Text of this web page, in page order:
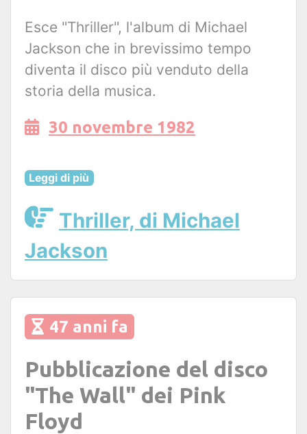
Esce "Thriller", l'album di Michael
Jackson che in brevissimo tempo
diventa il disco più venduto della
storia della musica.
30 novembre 1982
Leggi di più
Thriller, di Michael
Jackson
47 anni fa
Pubblicazione del disco
"The Wall" dei Pink
Floyd